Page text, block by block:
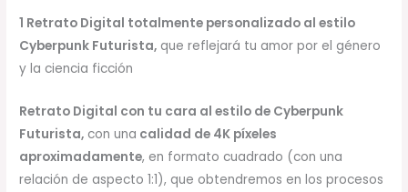
1 Retrato Digital totalmente personalizado al estilo
Cyberpunk Futurista, que reflejará tu amor por el género
y la ciencia ficción
Retrato Digital con tu cara al estilo de Cyberpunk
Futurista, con una calidad de 4K píxeles
aproximadamente, en formato cuadrado (con una
relación de aspecto 1:1), que obtendremos en los procesos